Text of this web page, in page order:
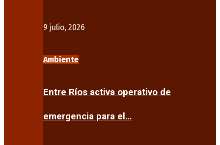
9 julio, 2026
Ambiente
Entre Ríos activa operativo de
emergencia para el…